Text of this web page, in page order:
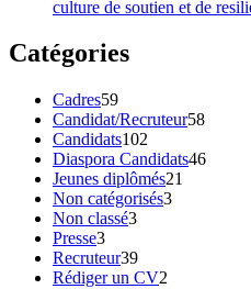
culture de soutien et de
Catégories
Cadres59
Candidat/Recruteur58
Candidats102
Diaspora Candidats46
Jeunes diplômés21
Non catégorisés3
Non classé3
Presse3
Recruteur39
Rédiger un CV2